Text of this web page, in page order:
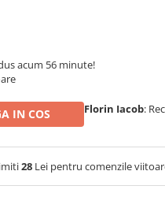
acum 56 minute!
IN COS Florin Iacob:
28 Lei pentru comenzile